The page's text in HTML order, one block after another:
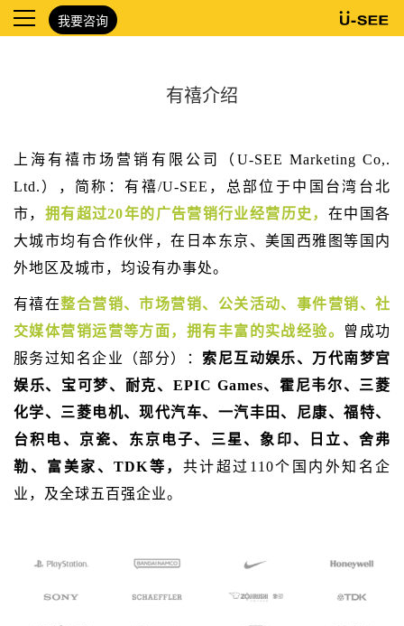
我要咨询
有禧介绍
上海有禧市场营销有限公司（U-SEE Marketing Co,.
Ltd.），简称：有禧/U-SEE，总部位于中国台湾台北
市， 拥有超过20年的广告营销行业经营历史， 在中国各
大城市均有合作伙伴，在日本东京、美国西雅图等国内
外地区及城市，均设有办事处。
有禧在整合营销、市场营销、公关活动、事件营销、社
交媒体营销运营等方面，拥有丰富的实战经验。
曾成功
服务过知名企业（部分）： 索尼互动娱乐、万代南梦宫
娱乐、宝可梦、耐克、EPIC Games、霍尼韦尔、三菱
化学、三菱电机、现代汽车、一汽丰田、尼康、福特、
台积电、京瓷、东京电子、三星、象印、日立、舍弗
勒、富美家、TDK等， 共计超过110个国内外知名企
业，及全球五百强企业。